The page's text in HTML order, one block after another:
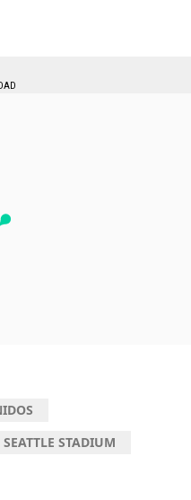
SEATTLE STADIUM